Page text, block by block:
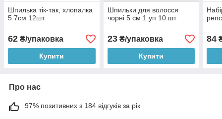
Шпилька тік-так, хлопалка
5.7см 12шт
62 ₴/упаковка
Купити
Шпильки для волосся
чорні 5 см 1 уп 10 шт
23₴/упаковка
Купити
84
Про нас
97% позитивних з 184 відгуків за рік